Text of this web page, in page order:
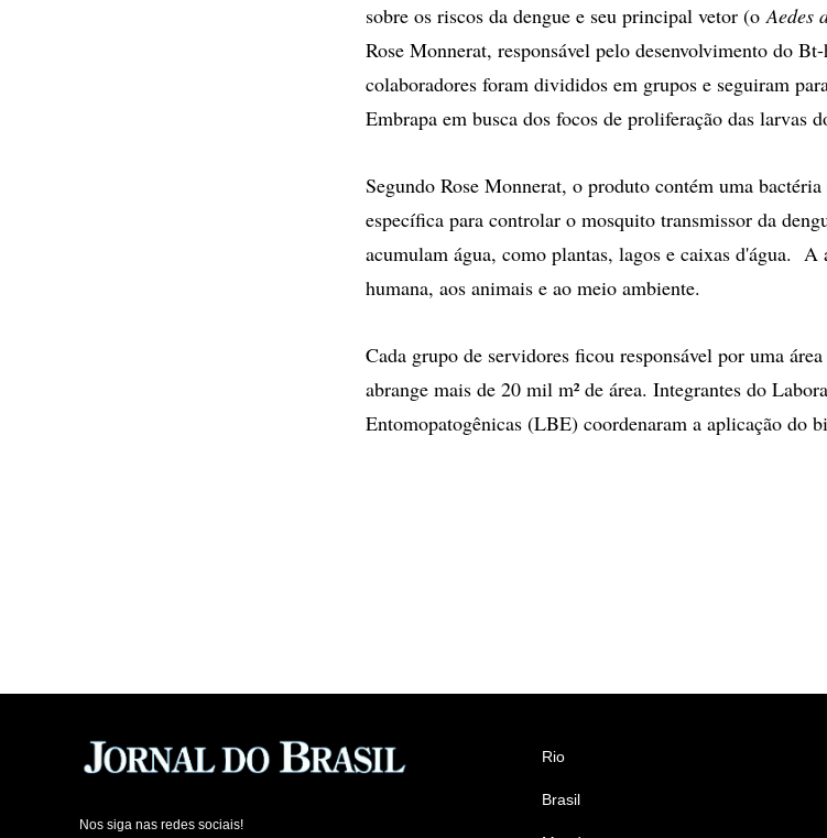
sobre os riscos da dengue e seu principal vetor (oAedes
Rose Monnerat, responsável pelo desenvolvimento do
colaboradores foram divididos em grupos e seguiram
Embrapa em busca dos focos de proliferação das larvas
Segundo Rose Monnerat, o produto contém uma
específica para controlar o mosquito transmissor da
acumulam água, como plantas, lagos e caixas d'água. A
humana, aos animais e ao meio ambiente.
Cada grupo de servidores ficou responsável por uma
abrange mais de 20 mil m² de área. Integrantes do
Entomopatogênicas (LBE) coordenaram a aplicação do
Nos siga nas redes sociais!
Rio
Brasil